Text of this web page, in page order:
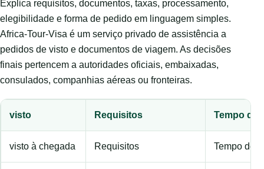
Explica requisitos, documentos, taxas, processamento,
elegibilidade e forma de pedido em linguagem simples.
Africa-Tour-Visa é um serviço privado de assistência a
pedidos de visto e documentos de viagem. As decisões
finais pertencem a autoridades oficiais, embaixadas,
consulados, companhias aéreas ou fronteiras.
visto Requisitos Tempo de
visto à chegada Requisitos Tempo de